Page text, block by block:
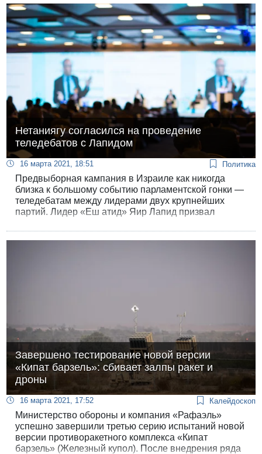
Нетаниягу согласился на проведение
теледебатов с Лапидом
16 марта 2021, 18:51 Политика
Предвыборная кампания в Израиле как никогда
близка к большому событию парламентской гонки —
теледебатам между лидерами двух крупнейших
партий. Лидер «Еш атид» Яир Лапид призвал
вечером глава правительства дал согласие.
Завершено тестирование новой версии
«Кипат барзель»: сбивает залпы ракет и
дроны
16 марта 2021, 17:52 Калейдоскоп
Министерство обороны и компания «Рафаэль»
успешно завершили третью серию испытаний новой
версии противоракетного комплекса «Кипат
барзель» (Железный купол). После внедрения ряда